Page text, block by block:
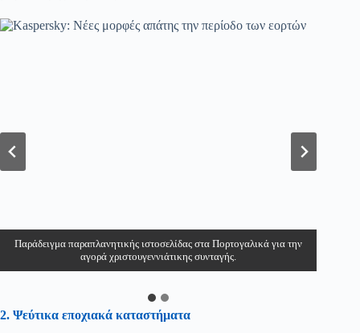
Παράδειγμα παραπλανητικής ιστοσελίδας στα Πορτογαλικά για την
αγορά χριστουγεννιάτικης συνταγής.
Ψεύτικη ιστοσελίδα πληρωμής για την απάτη με τις πορτογαλικές
χριστουγεννιάτικες συνταγές, η οποία ζητά προσωπικά στοιχεία και
στοιχεία πληρωμής.
2. Ψεύτικα εποχιακά καταστήματα